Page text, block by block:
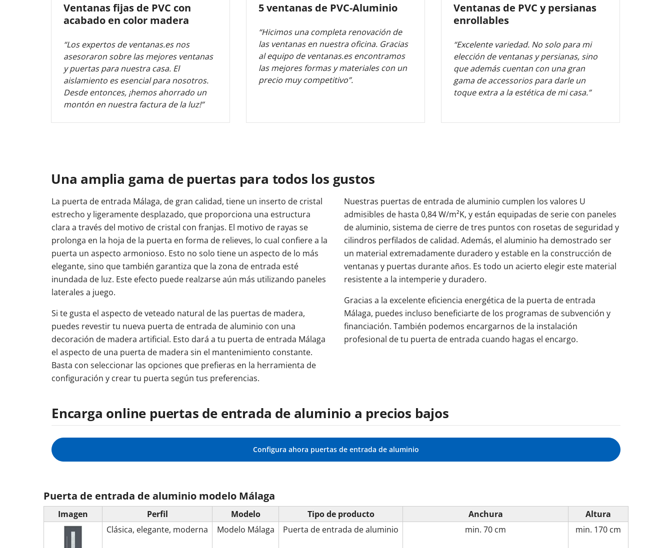
Ventanas fijas de PVC con
acabado en color madera
“Los expertos de ventanas.es nos
asesoraron sobre las mejores ventanas
y puertas para nuestra casa. El
aislamiento es esencial para nosotros.
Desde entonces, ¡hemos ahorrado un
montón en nuestra factura de la luz!”
5 ventanas de PVC-Aluminio
“Hicimos una completa renovación de
las ventanas en nuestra oficina. Gracias
al equipo de ventanas.es encontramos
las mejores formas y materiales con un
precio muy competitivo”.
Ventanas de PVC y persianas
enrollables
“Excelente variedad. No solo para mi
elección de ventanas y persianas, sino
que además cuentan con una gran
gama de accessorios para darle un
toque extra a la estética de mi casa.”
Una amplia gama de puertas para todos los gustos
La puerta de entrada Málaga, de gran calidad, tiene un inserto de cristal
estrecho y ligeramente desplazado, que proporciona una estructura
clara a través del motivo de cristal con franjas. El motivo de rayas se
prolonga en la hoja de la puerta en forma de relieves, lo cual confiere a la
puerta un aspecto armonioso. Esto no solo tiene un aspecto de lo más
elegante, sino que también garantiza que la zona de entrada esté
inundada de luz. Este efecto puede realzarse aún más utilizando paneles
laterales a juego.
Si te gusta el aspecto de veteado natural de las puertas de madera,
puedes revestir tu nueva puerta de entrada de aluminio con una
decoración de madera artificial. Esto dará a tu puerta de entrada Málaga
el aspecto de una puerta de madera sin el mantenimiento constante.
Basta con seleccionar las opciones que prefieras en la herramienta de
configuración y crear tu puerta según tus preferencias.
Nuestras puertas de entrada de aluminio cumplen los valores U
admisibles de hasta 0,84 W/m²K, y están equipadas de serie con paneles
de aluminio, sistema de cierre de tres puntos con rosetas de seguridad y
cilindros perfilados de calidad. Además, el aluminio ha demostrado ser
un material extremadamente duradero y estable en la construcción de
ventanas y puertas durante años. Es todo un acierto elegir este material
resistente a la intemperie y duradero.
Gracias a la excelente eficiencia energética de la puerta de entrada
Málaga, puedes incluso beneficiarte de los programas de subvención y
financiación. También podemos encargarnos de la instalación
profesional de tu puerta de entrada cuando hagas el encargo.
Encarga online puertas de entrada de aluminio a precios bajos
Configura ahora puertas de entrada de aluminio
Puerta de entrada de aluminio modelo Málaga
Imagen
Perfil
Clásica, elegante, moderna
Modelo
Modelo Málaga
Tipo de producto
Puerta de entrada de aluminio
Anchura
min. 70 cm
Altura
min. 170 cm